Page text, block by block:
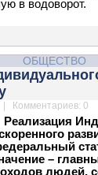
в водоворот.
ОБЩЕСТВО
Комментариев: 0
Реализация
–
людей,